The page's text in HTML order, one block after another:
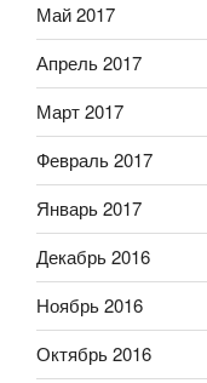
Май 2017
Апрель 2017
Март 2017
Февраль 2017
Январь 2017
Декабрь 2016
Ноябрь 2016
Октябрь 2016